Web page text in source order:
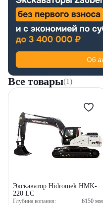
Все товары(1)
Экскаватор Hidromek HMK-
220 LC
Глубина копания: 6150 мм